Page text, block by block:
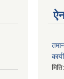
मिति: